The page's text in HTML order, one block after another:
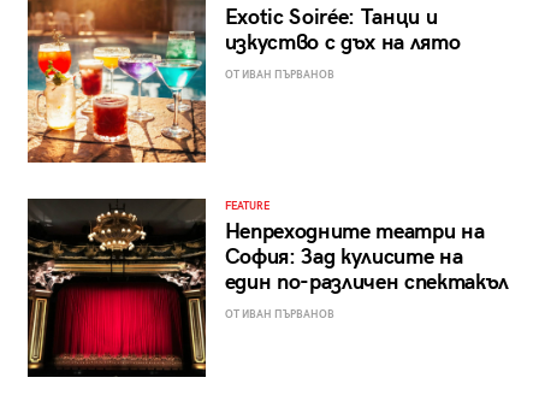
Exotic Soirée: Танци и
изкуство с дъх на лято
ОТ ИВАН ПЪРВАНОВ
FEATURE
Непреходните театри на
София: Зад кулисите на
един по-различен спектакъл
ОТ ИВАН ПЪРВАНОВ